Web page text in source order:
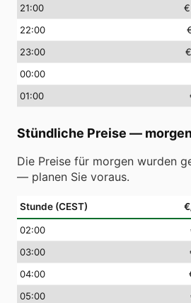
21:00
22:00
23:00
00:00
01:00
Stündliche Preise — morgen
Die Preise für morgen wurden
— planen Sie voraus.
Stunde (CEST)
02:00
03:00
04:00
05:00